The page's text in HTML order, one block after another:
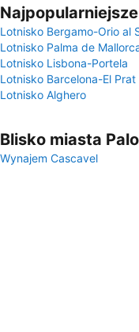
Lotnisko Bergamo-Orio al
Lotnisko Palma de
Lotnisko Lisbona-Portela
Lotnisko Barcelona-El Prat
Lotnisko Alghero
Blisko miasta
Wynajem Cascavel